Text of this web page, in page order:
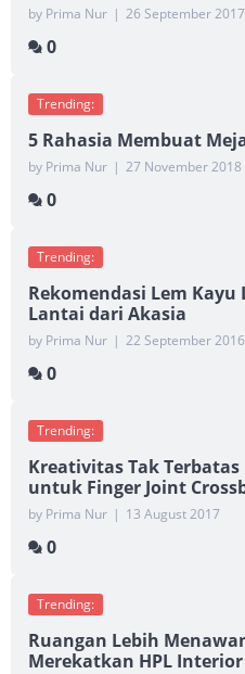
by Prima Nur | 26 September 2017
0
Trending:
5 Rahasia Membuat
by Prima Nur | 27 November 2018
0
Trending:
Rekomendasi Lem
Lantai dari Akasia
by Prima Nur | 22 September 2016
0
Trending:
Kreativitas Tak
untuk Finger Joint
by Prima Nur | 13 August 2017
0
Trending:
Ruangan Lebih
Merekatkan HPL Interior